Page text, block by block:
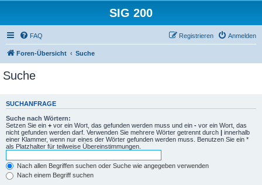
SIG 200
FAQ Anmelden
Registrieren
Foren-Übersicht Suche
Suche
SUCHANFRAGE
Suche nach Wörtern:
Setzen Sie ein + vor ein Wort, das gefunden werden muss und ein - vor ein Wort, das
nicht gefunden werden darf. Verwenden Sie mehrere Wörter getrennt durch | innerhalb
einer Klammer, wenn nur eines der Wörter gefunden werden muss. Benutzen Sie ein *
als Platzhalter für teilweise Übereinstimmungen.
Nach allen Begriffen suchen oder Suche wie angegeben verwenden
Nach einem Begriff suchen